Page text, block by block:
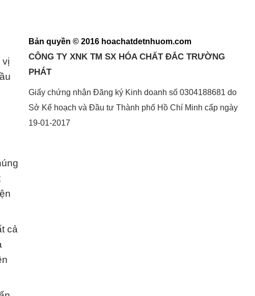
vị
cả
Bản quyền © 2016 hoachatdetnhuom.com
CÔNG TY XNK TM SX HÓA CHẤT ĐẮC TRƯỜNG
PHÁT
Giấy chứng nhận Đăng ký Kinh doanh số 0304188681 do
Sở Kế hoạch và Đầu tư Thành phố Hồ Chí Minh cấp ngày
19-01-2017